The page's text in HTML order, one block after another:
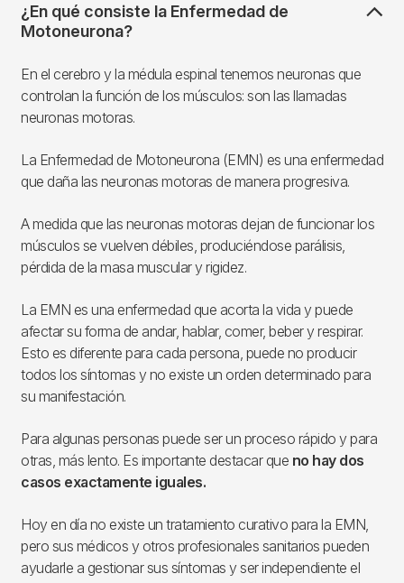
¿En qué consiste la Enfermedad de
Motoneurona?
En el cerebro y la médula espinal tenemos neuronas que
controlan la función de los músculos: son las llamadas
neuronas motoras.
La Enfermedad de Motoneurona (EMN) es una enfermedad
que daña las neuronas motoras de manera progresiva.
A medida que las neuronas motoras dejan de funcionar los
músculos se vuelven débiles, produciéndose parálisis,
pérdida de la masa muscular y rigidez.
La EMN es una enfermedad que acorta la vida y puede
afectar su forma de andar, hablar, comer, beber y respirar.
Esto es diferente para cada persona, puede no producir
todos los síntomas y no existe un orden determinado para
su manifestación.
Para algunas personas puede ser un proceso rápido y para
otras, más lento. Es importante destacar que no hay dos
casos exactamente iguales.
Hoy en día no existe un tratamiento curativo para la EMN,
pero sus médicos y otros profesionales sanitarios pueden
ayudarle a gestionar sus síntomas y ser independiente el